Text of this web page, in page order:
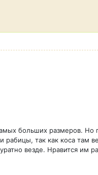
больших размеров. Но
рабицы, так как коса там
везде. Нравится им